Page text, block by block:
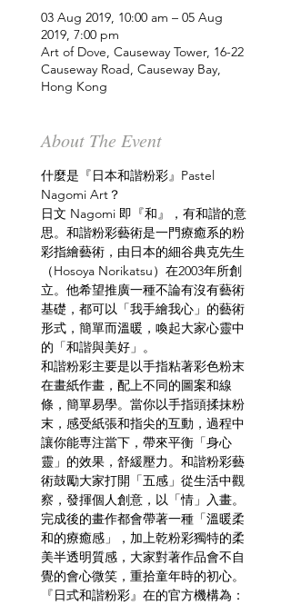
03 Aug 2019, 10:00 am – 05 Aug
2019, 7:00 pm
Art of Dove, Causeway Tower, 16-22
Causeway Road, Causeway Bay,
Hong Kong
About The Event
什麼是『日本和諧粉彩』Pastel
Nagomi Art？
日文 Nagomi 即『和』，有和諧的意
思。和諧粉彩藝術是一門療癒系的粉
彩指繪藝術，由日本的細谷典克先生
（Hosoya Norikatsu）在2003年所創
立。他希望推廣一種不論有沒有藝術
基礎，都可以「我手繪我心」的藝術
形式，簡單而溫暖，喚起大家心靈中
的「和諧與美好」。
和諧粉彩主要是以手指粘著彩色粉末
在畫紙作畫，配上不同的圖案和線
條，簡單易學。當你以手指頭揉抹粉
末，感受紙張和指尖的互動，過程中
讓你能専注當下，帶來平衡「身心
靈」的效果，舒緩壓力。和諧粉彩藝
術鼓勵大家打開「五感」從生活中觀
察，發揮個人創意，以「情」入畫。
完成後的畫作都會帶著一種「溫暖柔
和的療癒感」，加上乾粉彩獨特的柔
美半透明質感，大家對著作品會不自
覺的會心微笑，重拾童年時的初心。
『日式和諧粉彩』在的官方機構為：